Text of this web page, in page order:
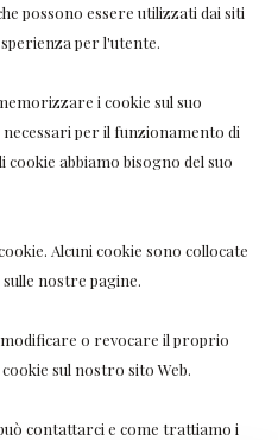
possono essere utilizzati dai siti
per l'utente.
i cookie sul suo
per il funzionamento di
abbiamo bisogno del suo
Alcuni cookie sono collocate
nostre pagine.
o revocare il proprio
sul nostro sito Web.
contattarci e come trattiamo i